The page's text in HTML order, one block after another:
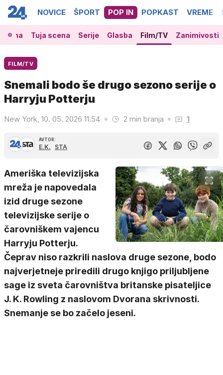
NOVICE ŠPORT POP IN POPKAST VREME
Tuja scena Serije Glasba Film/TV Zanimivosti
FILM/TV
Snemali bodo še drugo sezono serije o
Harryju Potterju
New York, 10. 05. 2026 11.54 2 min branja 1
AVTOR:
E.K. STA
Ameriška televizijska
mreža je napovedala
izid druge sezone
televizijske serije o
čarovniškem vajencu
Harryju Potterju.
Čeprav niso razkrili naslova druge sezone, bodo
najverjetneje priredili drugo knjigo priljubljene
sage iz sveta čarovništva britanske pisateljice
J. K. Rowling z naslovom Dvorana skrivnosti.
Snemanje se bo začelo jeseni.